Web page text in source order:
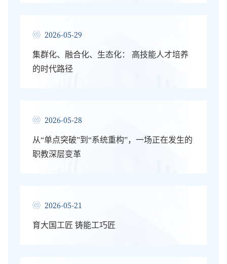
2026-05-29
集群化、融合化、生态化： 高技能人才培养
的时代路径
2026-05-28
从“单点突破”到“系统重构”，一场正在发生的
职教深层变革
2026-05-21
育大国工匠 铸能工巧匠